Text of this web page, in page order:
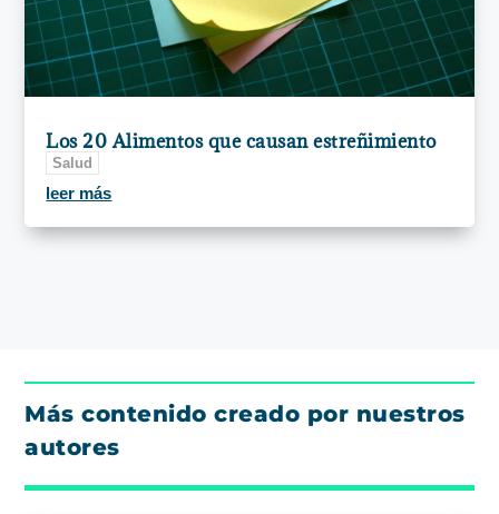
Los 20 Alimentos que causan estreñimiento
Salud
leer más
Más contenido creado por nuestros
autores